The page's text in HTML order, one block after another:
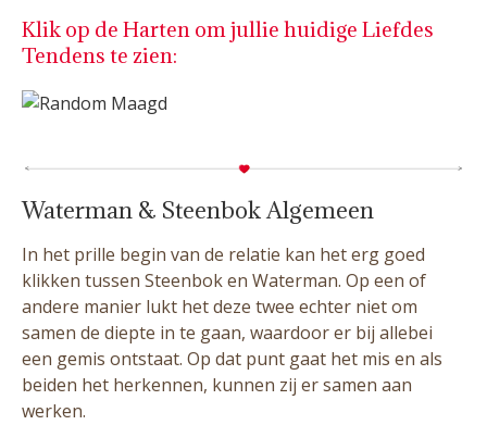
Klik op de Harten om jullie huidige Liefdes
Tendens te zien:
Waterman & Steenbok Algemeen
In het prille begin van de relatie kan het erg goed
klikken tussen Steenbok en Waterman. Op een of
andere manier lukt het deze twee echter niet om
samen de diepte in te gaan, waardoor er bij allebei
een gemis ontstaat. Op dat punt gaat het mis en als
beiden het herkennen, kunnen zij er samen aan
werken.